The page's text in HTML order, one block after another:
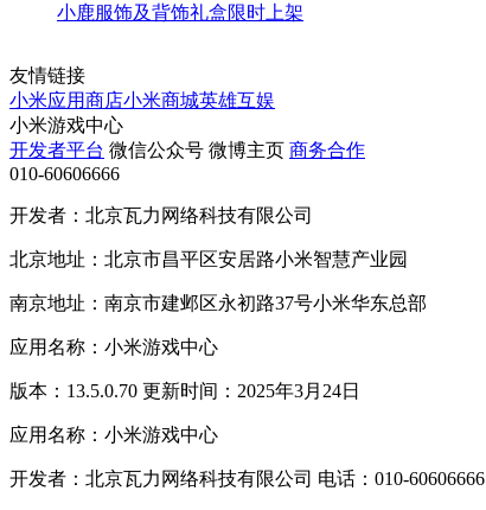
小鹿服饰及背饰礼盒限时上架
友情链接
小米应用商店小米商城英雄互娱
小米游戏中心
开发者平台 微信公众号 微博主页 商务合作
010-60606666
开发者：北京瓦力网络科技有限公司
北京地址：北京市昌平区安居路小米智慧产业园
南京地址：南京市建邺区永初路37号小米华东总部
应用名称：小米游戏中心
版本：13.5.0.70 更新时间：2025年3月24日
应用名称：小米游戏中心
开发者：北京瓦力网络科技有限公司 电话：010-60606666